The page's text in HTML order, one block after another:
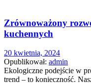
Zrównoważony
kuchennych
20 kwietnia, 2024
Opublikował: admin
Ekologiczne podejście w
trend – to konieczność.